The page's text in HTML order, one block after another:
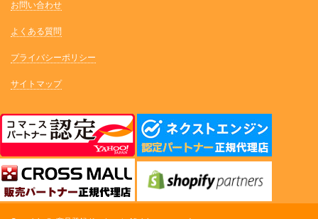
お問い合わせ
よくある質問
プライバシーポリシー
サイトマップ